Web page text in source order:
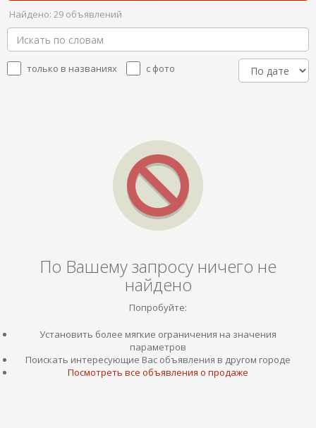
Найдено: 29 объявлений
только в названиях с фото
По Вашему запросу ничего не
найдено
Попробуйте:
Установить более мягкие ограничения на значения
параметров
Поискать интересующие Вас объявления в другом городе
Посмотреть все объявления о продаже